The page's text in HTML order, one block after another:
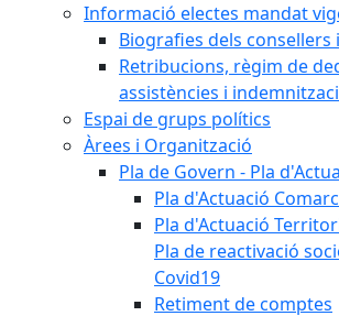
Informació electes mandat
Biografies dels consellers
Retribucions, règim de
assistències i
Espai de grups polítics
Àrees i Organització
Pla de Govern - Pla
Pla d'Actuació
Pla d'Actuació
Pla de reactivació
Covid19
Retiment de comptes